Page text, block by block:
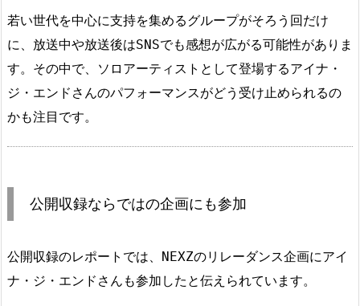
若い世代を中心に支持を集めるグループがそろう回だけ
に、放送中や放送後はSNSでも感想が広がる可能性がありま
す。その中で、ソロアーティストとして登場するアイナ・
ジ・エンドさんのパフォーマンスがどう受け止められるの
かも注目です。
公開収録ならではの企画にも参加
公開収録のレポートでは、NEXZのリレーダンス企画にアイ
ナ・ジ・エンドさんも参加したと伝えられています。